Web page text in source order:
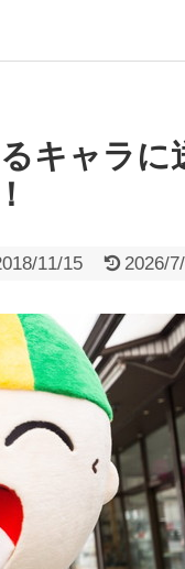
キャラに
11/15 2026/